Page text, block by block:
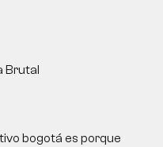
Brutal
bogotá es porque